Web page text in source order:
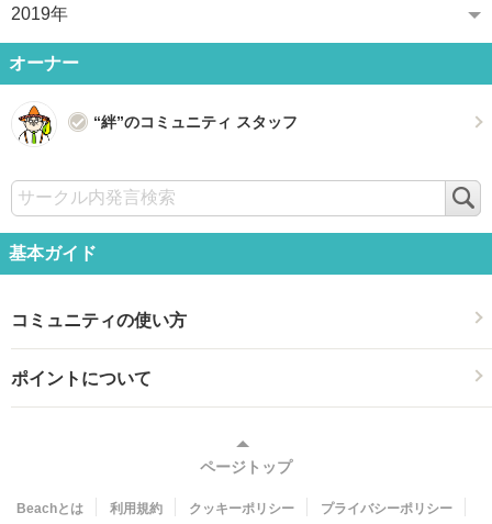
2019年
オーナー
“絆”のコミュニティ スタッフ
基本ガイド
コミュニティの使い方
ポイントについて
ページトップ
Beachとは 利用規約 クッキーポリシー プライバシーポリシー